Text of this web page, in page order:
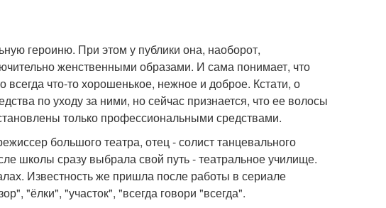
героиню. При этом у публики она, наоборот,
женственными образами. И сама понимает, что
всегда что-то хорошенькое, нежное и доброе. Кстати, о
по уходу за ними, но сейчас признается, что ее волосы
только профессиональными средствами.
большого театра, отец - солист танцевального
школы сразу выбрала свой путь - театральное училище.
Известность же пришла после работы в сериале
"ёлки", "участок", "всегда говори "всегда".